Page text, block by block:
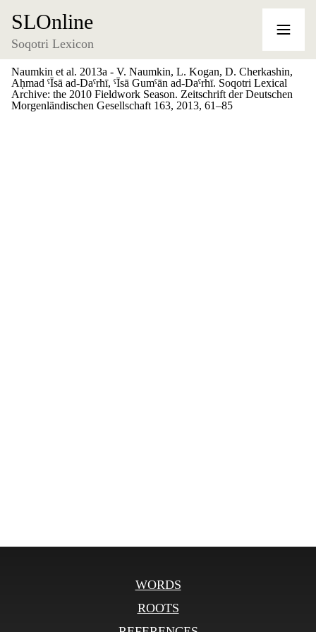
SLOnline
Soqotri Lexicon
Naumkin et al. 2013a - V. Naumkin, L. Kogan, D. Cherkashin,
Aḥmad ˁĪsā ad-Daˁrhī, ˁĪsā Gumˁān ad-Daˁrhī. Soqotri Lexical
Archive: the 2010 Fieldwork Season. Zeitschrift der Deutschen
Morgenländischen Gesellschaft 163, 2013, 61–85
WORDS
ROOTS